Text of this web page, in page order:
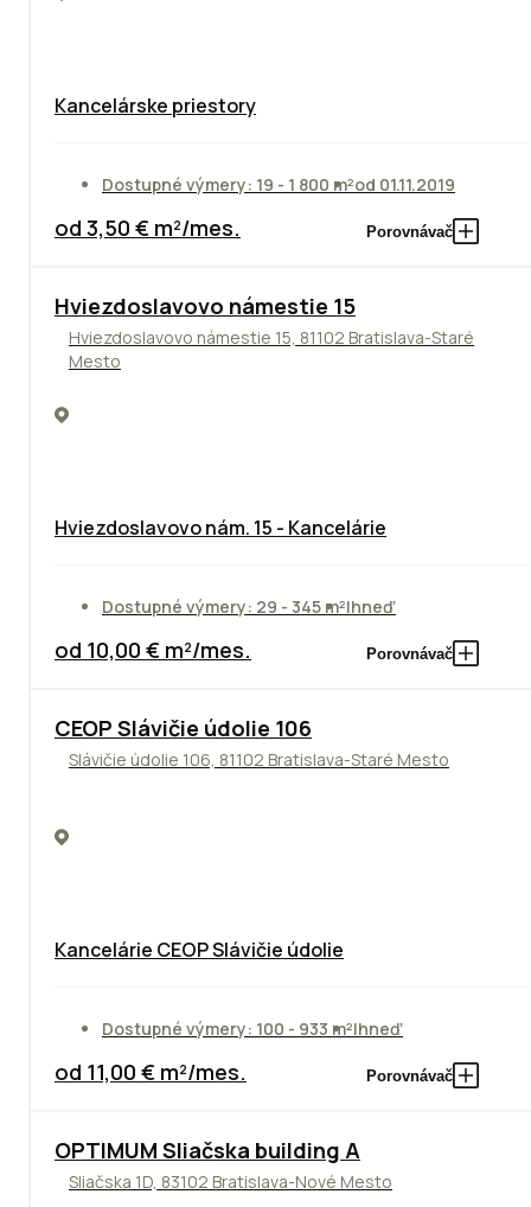
Kancelárske priestory
Dostupné výmery: 19 - 1 800 m²od 01.11.2019
od 3,50 € m²/mes. Porovnávač
ODPORÚČAME
Hviezdoslavovo námestie 15
Hviezdoslavovo námestie 15, 81102 Bratislava-Staré
Mesto
Hviezdoslavovo nám. 15 - Kancelárie
Dostupné výmery: 29 - 345 m²Ihneď
od 10,00 € m²/mes. Porovnávač
CEOP Slávičie údolie 106
Slávičie údolie 106, 81102 Bratislava-Staré Mesto
Kancelárie CEOP Slávičie údolie
Dostupné výmery: 100 - 933 m²Ihneď
od 11,00 € m²/mes. Porovnávač
OPTIMUM Sliačska building A
Sliačska 1D, 83102 Bratislava-Nové Mesto